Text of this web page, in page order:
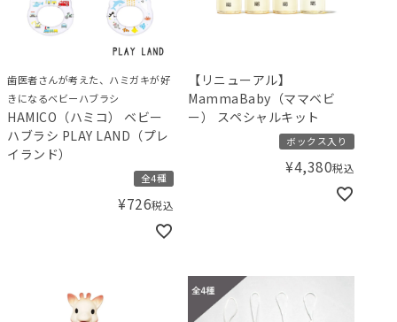
歯医者さんが考えた、ハミガキが好
きになるベビーハブラシ
HAMICO（ハミコ） ベビー
ハブラシ PLAY LAND（プレ
イランド）
全4種
¥726税込
【リニューアル】
MammaBaby（ママベビ
ー） スペシャルキット
ボックス入り
¥4,380税込